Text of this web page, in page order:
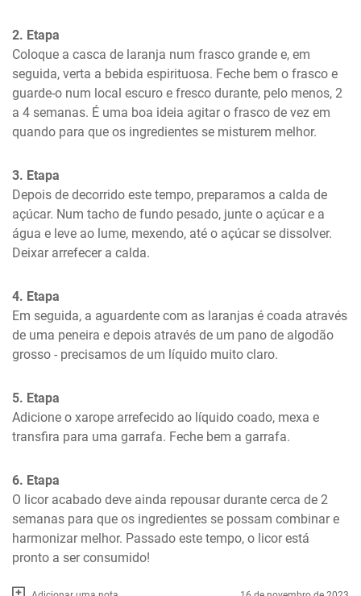
2. Etapa
Coloque a casca de laranja num frasco grande e, em
seguida, verta a bebida espirituosa. Feche bem o frasco e
guarde-o num local escuro e fresco durante, pelo menos, 2
a 4 semanas. É uma boa ideia agitar o frasco de vez em
quando para que os ingredientes se misturem melhor.
3. Etapa
Depois de decorrido este tempo, preparamos a calda de
açúcar. Num tacho de fundo pesado, junte o açúcar e a
água e leve ao lume, mexendo, até o açúcar se dissolver.
Deixar arrefecer a calda.
4. Etapa
Em seguida, a aguardente com as laranjas é coada através
de uma peneira e depois através de um pano de algodão
grosso - precisamos de um líquido muito claro.
5. Etapa
Adicione o xarope arrefecido ao líquido coado, mexa e
transfira para uma garrafa. Feche bem a garrafa.
6. Etapa
O licor acabado deve ainda repousar durante cerca de 2
semanas para que os ingredientes se possam combinar e
harmonizar melhor. Passado este tempo, o licor está
pronto a ser consumido!